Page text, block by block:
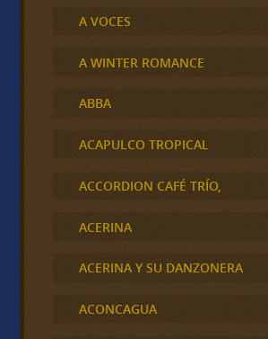
A VOCES
A WINTER ROMANCE
ABBA
ACAPULCO TROPICAL
ACCORDION CAFÉ TRÍO,
ACERINA
ACERINA Y SU DANZONERA
ACONCAGUA